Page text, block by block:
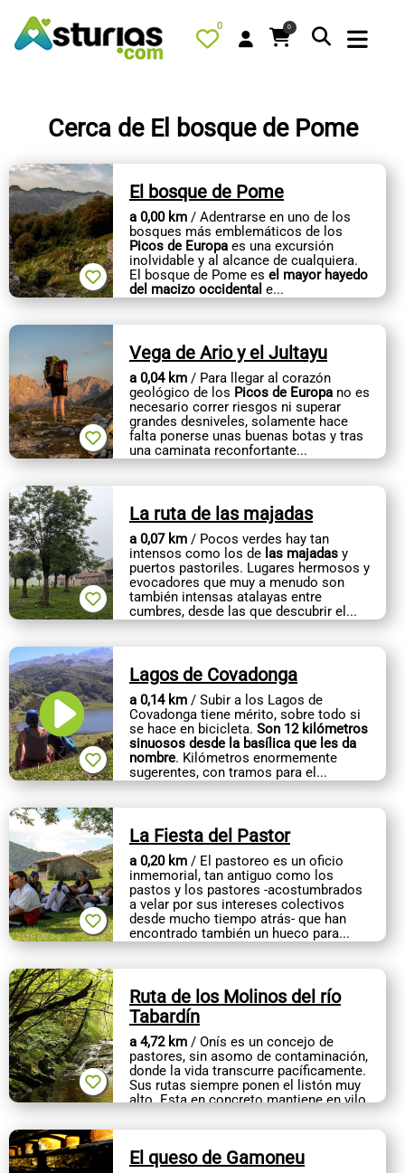
0 0
PORTADA
QUÉ HACER
ALOJAMIENTOS
RESTAURANTES
TURISMO ACTIVO
TIENDA
AGENDA
OFERTAS
CONTACTO
Cerca de El bosque de Pome
El bosque de Pome
a 0,00 km / Adentrarse en uno de los
bosques más emblemáticos de los
Picos de Europa es una excursión
inolvidable y al alcance de cualquiera.
El bosque de Pome es el mayor hayedo
del macizo occidental e...
Vega de Ario y el Jultayu
a 0,04 km / Para llegar al corazón
geológico de los Picos de Europa no es
necesario correr riesgos ni superar
grandes desniveles, solamente hace
falta ponerse unas buenas botas y tras
una caminata reconfortante...
La ruta de las majadas
a 0,07 km / Pocos verdes hay tan
intensos como los de las majadas y
puertos pastoriles. Lugares hermosos y
evocadores que muy a menudo son
también intensas atalayas entre
cumbres, desde las que descubrir el...
Lagos de Covadonga
a 0,14 km / Subir a los Lagos de
Covadonga tiene mérito, sobre todo si
se hace en bicicleta. Son 12 kilómetros
sinuosos desde la basílica que les da
nombre. Kilómetros enormemente
sugerentes, con tramos para el...
La Fiesta del Pastor
a 0,20 km / El pastoreo es un oficio
inmemorial, tan antiguo como los
pastos y los pastores -acostumbrados
a velar por sus intereses colectivos
desde mucho tiempo atrás- que han
encontrado también un hueco para...
Ruta de los Molinos del río
Tabardín
a 4,72 km / Onís es un concejo de
pastores, sin asomo de contaminación,
donde la vida transcurre pacíficamente.
Sus rutas siempre ponen el listón muy
alto. Esta en concreto mantiene en vilo
El queso de Gamoneu